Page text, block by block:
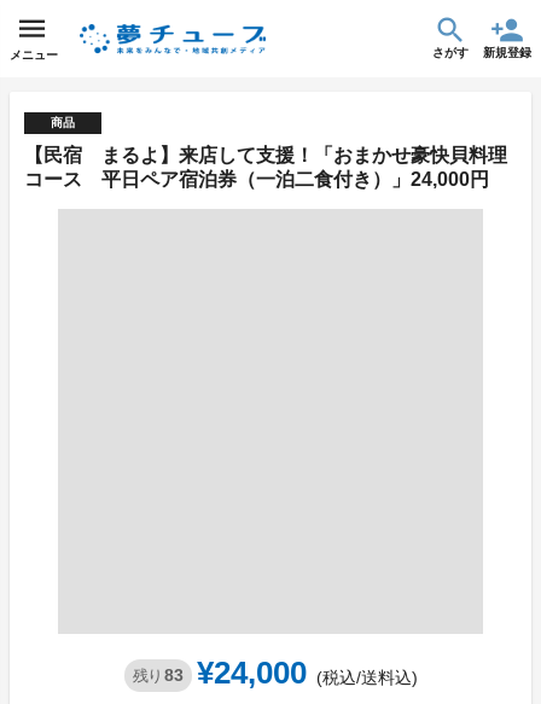
メニュー さがす 新規登録
商品
【民宿 まるよ】来店して支援！「おまかせ豪快貝料理
コース 平日ペア宿泊券（一泊二食付き）」24,000円
残り 83 ¥24,000 (税込/送料込)